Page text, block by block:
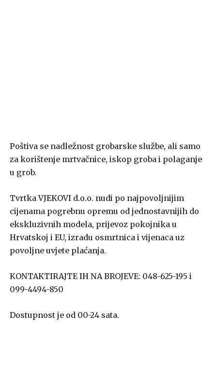
Poštiva se nadležnost grobarske službe, ali samo
za korištenje mrtvačnice, iskop groba i polaganje
u grob.
Tvrtka VJEKOVI d.o.o. nudi po najpovoljnijim
cijenama pogrebnu opremu od jednostavnijih do
ekskluzivnih modela, prijevoz pokojnika u
Hrvatskoj i EU, izradu osmrtnica i vijenaca uz
povoljne uvjete plaćanja.
KONTAKTIRAJTE IH NA BROJEVE: 048-625-195 i
099-4494-850
Dostupnost je od 00-24 sata.